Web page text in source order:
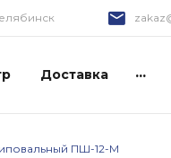
Доставка ...
ПШ-12-М